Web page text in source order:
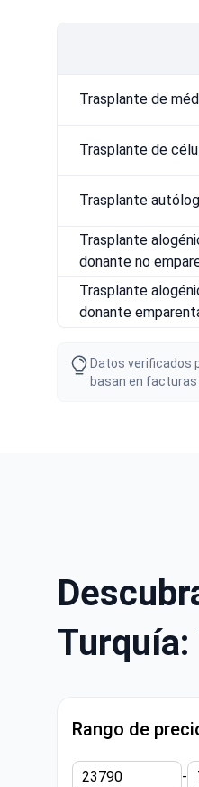
Trasplante de
Trasplante de
Trasplante
Trasplante
donante no
Trasplante
donante
Datos verificados
basan en
Rango de
-